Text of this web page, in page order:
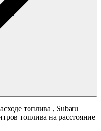
топлива , Subaru
топлива на расстояние